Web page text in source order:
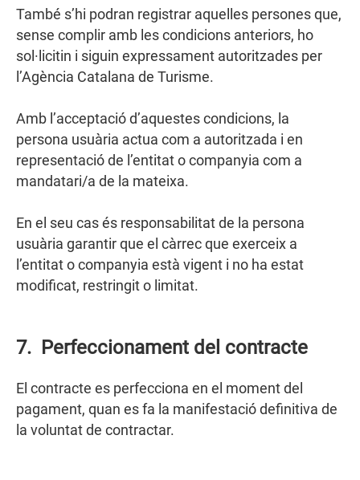
També s’hi podran registrar aquelles persones que,
sense complir amb les condicions anteriors, ho
sol·licitin i siguin expressament autoritzades per
l’Agència Catalana de Turisme.
Amb l’acceptació d’aquestes condicions, la
persona usuària actua com a autoritzada i en
representació de l’entitat o companyia com a
mandatari/a de la mateixa.
En el seu cas és responsabilitat de la persona
usuària garantir que el càrrec que exerceix a
l’entitat o companyia està vigent i no ha estat
modificat, restringit o limitat.
7. Perfeccionament del contracte
El contracte es perfecciona en el moment del
pagament, quan es fa la manifestació definitiva de
la voluntat de contractar.